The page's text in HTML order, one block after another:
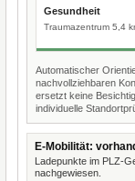
Gesundheit
Traumazentrum 5,4
Automatischer
nachvollziehbaren
ersetzt keine
individuelle
E-Mobilität:
Ladepunkte im PLZ-
nachgewiesen.